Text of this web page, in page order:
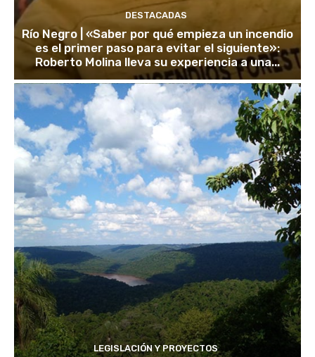
DESTACADAS
Río Negro | «Saber por qué empieza un incendio
es el primer paso para evitar el siguiente»:
Roberto Molina lleva su experiencia a una...
LEGISLACIÓN Y PROYECTOS